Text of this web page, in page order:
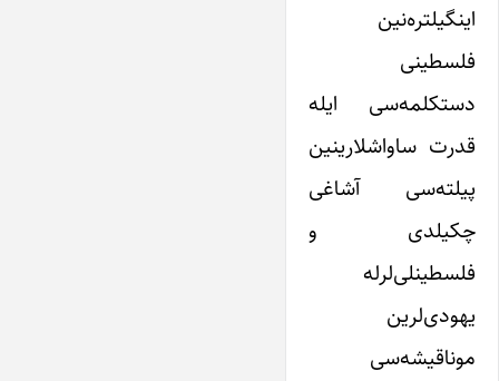
اینگیلتره‌نین
فلسطینی
دستکلمه‌سی ایله
قدرت ساواشلارینین
پیلته‌سی آشاغی
چکیلدی و
فلسطینلی‌لرله
یهودی‌لرین
موناقیشه‌سی